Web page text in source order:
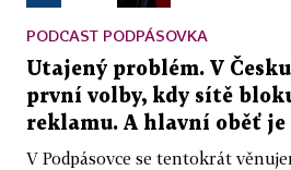
PODCAST PODPÁSOVKA
Utajený problém. V
první volby, kdy sítě
reklamu. A hlavní oběť je
V Podpásovce se tentokrát